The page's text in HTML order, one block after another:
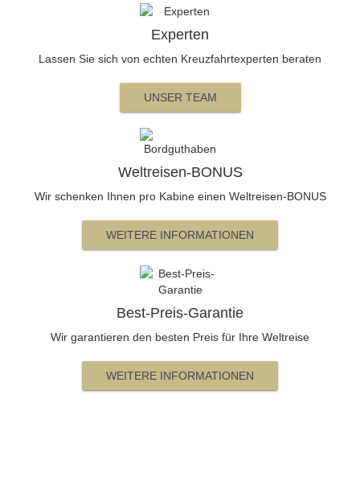
Experten
Lassen Sie sich von echten Kreuzfahrtexperten beraten
UNSER TEAM
Weltreisen-BONUS
Wir schenken Ihnen pro Kabine einen Weltreisen-BONUS
WEITERE INFORMATIONEN
Best-Preis-Garantie
Wir garantieren den besten Preis für Ihre Weltreise
WEITERE INFORMATIONEN